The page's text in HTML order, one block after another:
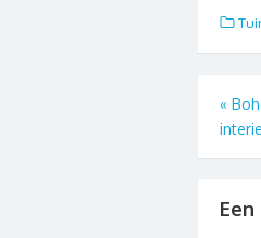
«